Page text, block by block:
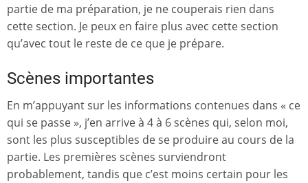
partie de ma préparation, je ne couperais rien dans
cette section. Je peux en faire plus avec cette section
qu’avec tout le reste de ce que je prépare.
Scènes importantes
En m’appuyant sur les informations contenues dans « ce
qui se passe », j’en arrive à 4 à 6 scènes qui, selon moi,
sont les plus susceptibles de se produire au cours de la
partie. Les premières scènes surviendront
probablement, tandis que c’est moins certain pour les